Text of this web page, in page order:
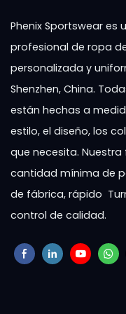
Phenix Sportswear es
profesional de ropa
personalizada y
Shenzhen, China.
están hechas a
estilo, el diseño, los
que necesita. Nuestra
cantidad mínima de
de fábrica, rápido
control de calidad.